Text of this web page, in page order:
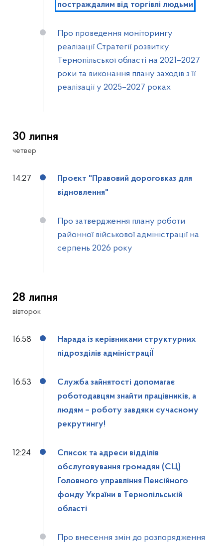
постраждалим від торгівлі людьми
Про проведення моніторингу
реалізації Стратегії розвитку
Тернопільської області на 2021–2027
роки та виконання плану заходів з її
реалізації у 2025–2027 роках
30 липня
четвер
14:27
Проєкт "Правовий дороговказ для
відновлення"
Про затвердження плану роботи
районної військової адміністрації на
серпень 2026 року
28 липня
вівторок
16:58
Нарада із керівниками структурних
підрозділів адміністраціЇ
16:53
Служба зайнятості допомагає
роботодавцям знайти працівників, а
людям – роботу завдяки сучасному
рекрутингу!
12:24
Список та адреси відділів
обслуговування громадян (СЦ)
Головного управління Пенсійного
фонду України в Тернопільській
області
Про внесення змін до розпорядження